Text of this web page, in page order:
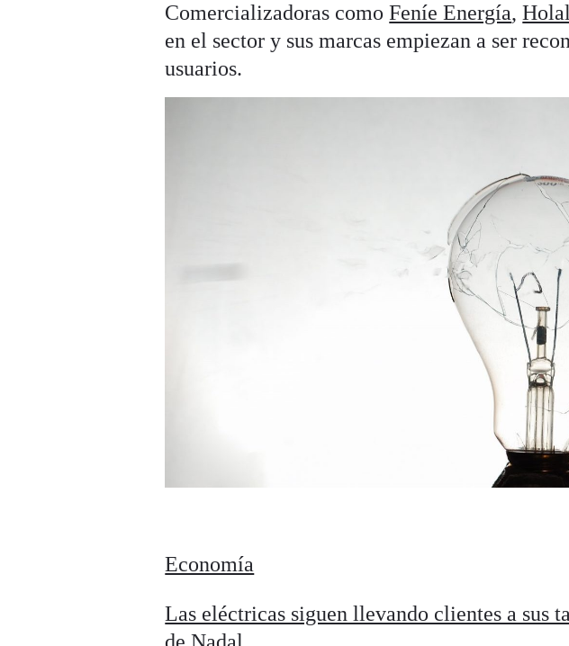
Comercializadoras comoFeníe Energía,
en el sector y sus marcas empiezan a ser
usuarios.
Economía
Las eléctricas siguen llevando clientes a sus